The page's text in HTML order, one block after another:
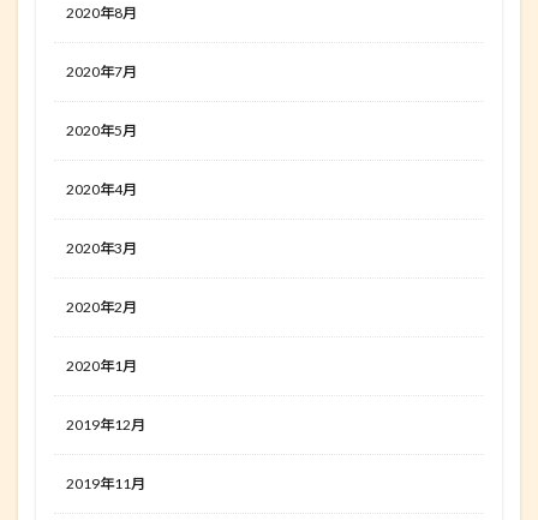
2020年8月
2020年7月
2020年5月
2020年4月
2020年3月
2020年2月
2020年1月
2019年12月
2019年11月